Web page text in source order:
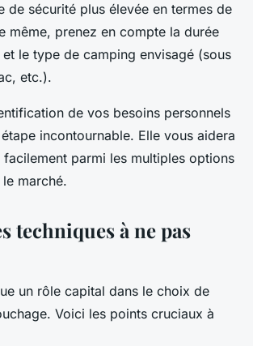
de sécurité plus élevée en termes de
même, prenez en compte la durée
le type de camping envisagé (sous
etc.).
de vos besoins personnels
incontournable. Elle vous aidera
parmi les multiples options
marché.
techniques à ne pas
un rôle capital dans le choix de
Voici les points cruciaux à